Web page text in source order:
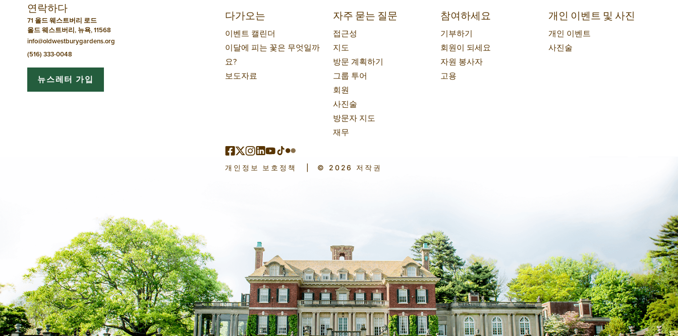
게
이
션
연락하다
71 올드 웨스트버리 로드
올드 웨스트버리, 뉴욕, 11568
info@oldwestburygardens.org
(516) 333-0048
뉴스레터 가입
다가오는
이벤트 캘린더
이달에 피는 꽃은 무엇일까
요?
보도자료
자주 묻는 질문
접근성
지도
방문 계획하기
그룹 투어
회원
사진술
방문자 지도
재무
참여하세요
기부하기
회원이 되세요
자원 봉사자
고용
개인 이벤트 및 사진
개인 이벤트
사진술
개인정보 보호정책 © 2026 저작권